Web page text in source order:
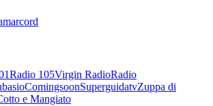
Radio 105Virgin RadioRadio
ComingsoonSuperguidatvZuppa di
e Mangiato